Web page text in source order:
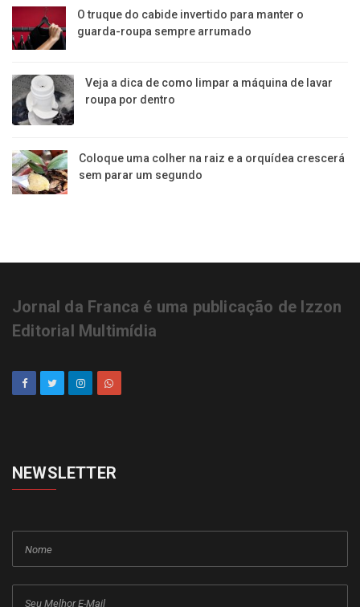
O truque do cabide invertido para manter o
guarda-roupa sempre arrumado
Veja a dica de como limpar a máquina de lavar
roupa por dentro
Coloque uma colher na raiz e a orquídea crescerá
sem parar um segundo
Jornal da Franca é uma publicação de Izzon
Editorial Multimídia
NEWSLETTER